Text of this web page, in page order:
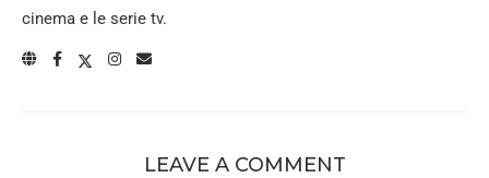
cinema e le serie tv.
LEAVE A COMMENT